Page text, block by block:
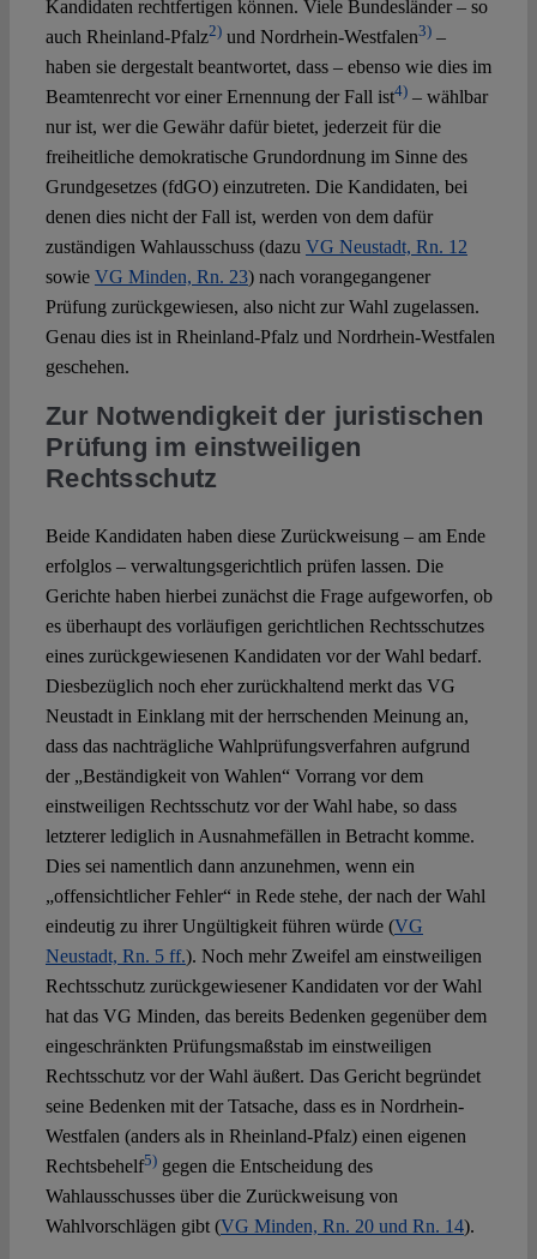
Kandidaten rechtfertigen können. Viele Bundesländer – so
auch Rheinland-Pfalz2)und Nordrhein-Westfalen3)–
haben sie dergestalt beantwortet, dass – ebenso wie dies im
Beamtenrecht vor einer Ernennung der Fall ist4)– wählbar
nur ist, wer die Gewähr dafür bietet, jederzeit für die
freiheitliche demokratische Grundordnung im Sinne des
Grundgesetzes (fdGO) einzutreten. Die Kandidaten, bei
denen dies nicht der Fall ist, werden von dem dafür
zuständigen Wahlausschuss (dazu VG Neustadt, Rn. 12
sowie VG Minden, Rn. 23) nach vorangegangener
Prüfung zurückgewiesen, also nicht zur Wahl zugelassen.
Genau dies ist in Rheinland-Pfalz und Nordrhein-Westfalen
geschehen.
Zur Notwendigkeit der juristischen
Prüfung im einstweiligen
Rechtsschutz
Beide Kandidaten haben diese Zurückweisung – am Ende
erfolglos – verwaltungsgerichtlich prüfen lassen. Die
Gerichte haben hierbei zunächst die Frage aufgeworfen, ob
es überhaupt des vorläufigen gerichtlichen Rechtsschutzes
eines zurückgewiesenen Kandidaten vor der Wahl bedarf.
Diesbezüglich noch eher zurückhaltend merkt das VG
Neustadt in Einklang mit der herrschenden Meinung an,
dass das nachträgliche Wahlprüfungsverfahren aufgrund
der „Beständigkeit von Wahlen“ Vorrang vor dem
einstweiligen Rechtsschutz vor der Wahl habe, so dass
letzterer lediglich in Ausnahmefällen in Betracht komme.
Dies sei namentlich dann anzunehmen, wenn ein
„offensichtlicher Fehler“ in Rede stehe, der nach der Wahl
eindeutig zu ihrer Ungültigkeit führen würde (VG
Neustadt, Rn. 5 ff.). Noch mehr Zweifel am einstweiligen
Rechtsschutz zurückgewiesener Kandidaten vor der Wahl
hat das VG Minden, das bereits Bedenken gegenüber dem
eingeschränkten Prüfungsmaßstab im einstweiligen
Rechtsschutz vor der Wahl äußert. Das Gericht begründet
seine Bedenken mit der Tatsache, dass es in Nordrhein-
Westfalen (anders als in Rheinland-Pfalz) einen eigenen
Rechtsbehelf5)gegen die Entscheidung des
Wahlausschusses über die Zurückweisung von
Wahlvorschlägen gibt (VG Minden, Rn. 20 und Rn. 14).